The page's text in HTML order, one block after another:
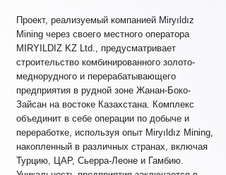
Проект, реализуемый компанией Miryıldız
Mining через своего местного оператора
MIRYILDIZ KZ Ltd., предусматривает
строительство комбинированного золото-
меднорудного и перерабатывающего
предприятия в рудной зоне Жанан-Боко-
Зайсан на востоке Казахстана. Комплекс
объединит в себе операции по добыче и
переработке, используя опыт Miryıldız Mining,
накопленный в различных странах, включая
Турцию, ЦАР, Сьерра-Леоне и Гамбию.